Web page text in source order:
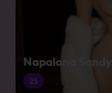
Napalona Sandy
25